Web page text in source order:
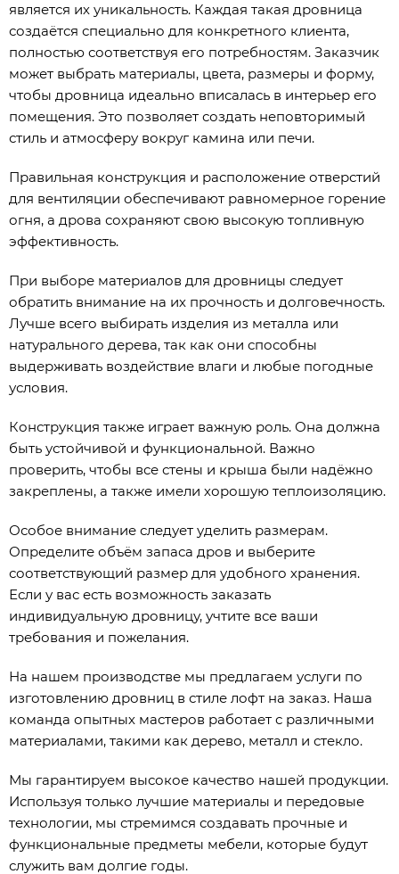
является их уникальность. Каждая такая дровница
создаётся специально для конкретного клиента,
полностью соответствуя его потребностям. Заказчик
может выбрать материалы, цвета, размеры и форму,
чтобы дровница идеально вписалась в интерьер его
помещения. Это позволяет создать неповторимый
стиль и атмосферу вокруг камина или печи.
Правильная конструкция и расположение отверстий
для вентиляции обеспечивают равномерное горение
огня, а дрова сохраняют свою высокую топливную
эффективность.
При выборе материалов для дровницы следует
обратить внимание на их прочность и долговечность.
Лучше всего выбирать изделия из металла или
натурального дерева, так как они способны
выдерживать воздействие влаги и любые погодные
условия.
Конструкция также играет важную роль. Она должна
быть устойчивой и функциональной. Важно
проверить, чтобы все стены и крыша были надёжно
закреплены, а также имели хорошую теплоизоляцию.
Особое внимание следует уделить размерам.
Определите объём запаса дров и выберите
соответствующий размер для удобного хранения.
Если у вас есть возможность заказать
индивидуальную дровницу, учтите все ваши
требования и пожелания.
На нашем производстве мы предлагаем услуги по
изготовлению дровниц в стиле лофт на заказ. Наша
команда опытных мастеров работает с различными
материалами, такими как дерево, металл и стекло.
Мы гарантируем высокое качество нашей продукции.
Используя только лучшие материалы и передовые
технологии, мы стремимся создавать прочные и
функциональные предметы мебели, которые будут
служить вам долгие годы.